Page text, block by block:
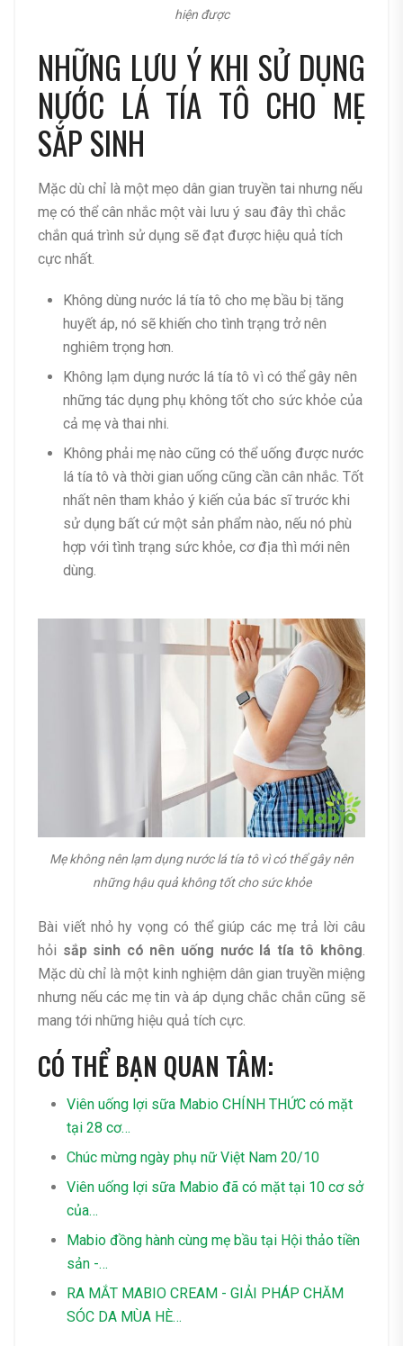
hiện được
​NHỮNG LƯU Ý KHI SỬ DỤNG
NƯỚC LÁ TÍA TÔ CHO MẸ
SẮP SINH
Mặc dù chỉ là một mẹo dân gian truyền tai nhưng nếu
mẹ có thể cân nhắc một vài lưu ý sau đây thì chắc
chắn quá trình sử dụng sẽ đạt được hiệu quả tích
cực nhất.
Không dùng nước lá tía tô cho mẹ bầu bị tăng
huyết áp, nó sẽ khiến cho tình trạng trở nên
nghiêm trọng hơn.
Không lạm dụng nước lá tía tô vì có thể gây nên
những tác dụng phụ không tốt cho sức khỏe của
cả mẹ và thai nhi.
Không phải mẹ nào cũng có thể uống được nước
lá tía tô và thời gian uống cũng cần cân nhắc. Tốt
nhất nên tham khảo ý kiến của bác sĩ trước khi
sử dụng bất cứ một sản phẩm nào, nếu nó phù
hợp với tình trạng sức khỏe, cơ địa thì mới nên
dùng.
Mẹ không nên lạm dụng nước lá tía tô vì có thể gây nên
những hậu quả không tốt cho sức khỏe
Bài viết nhỏ hy vọng có thể giúp các mẹ trả lời câu
hỏi sắp sinh có nên uống nước lá tía tô không.
Mặc dù chỉ là một kinh nghiệm dân gian truyền miệng
nhưng nếu các mẹ tin và áp dụng chắc chắn cũng sẽ
mang tới những hiệu quả tích cực.
CÓ THỂ BẠN QUAN TÂM:
Viên uống lợi sữa Mabio CHÍNH THỨC có mặt
tại 28 cơ…
Chúc mừng ngày phụ nữ Việt Nam 20/10
Viên uống lợi sữa Mabio đã có mặt tại 10 cơ sở
của…
Mabio đồng hành cùng mẹ bầu tại Hội thảo tiền
sản -…
RA MẮT MABIO CREAM - GIẢI PHÁP CHĂM
SÓC DA MÙA HÈ…